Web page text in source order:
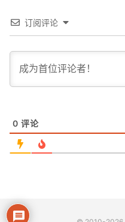
订阅评论
0 评论